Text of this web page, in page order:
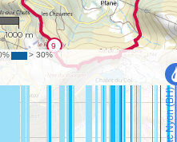
1000 m